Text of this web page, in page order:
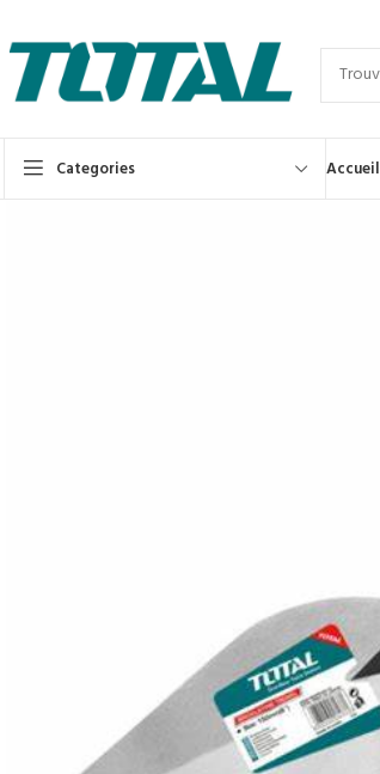
Categories Accueil